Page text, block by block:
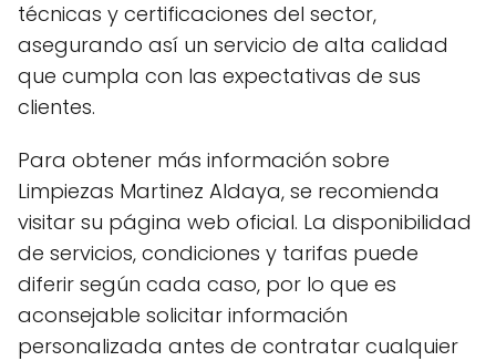
técnicas y certificaciones del sector,
asegurando así un servicio de alta calidad
que cumpla con las expectativas de sus
clientes.
Para obtener más información sobre
Limpiezas Martinez Aldaya, se recomienda
visitar su página web oficial. La disponibilidad
de servicios, condiciones y tarifas puede
diferir según cada caso, por lo que es
aconsejable solicitar información
personalizada antes de contratar cualquier